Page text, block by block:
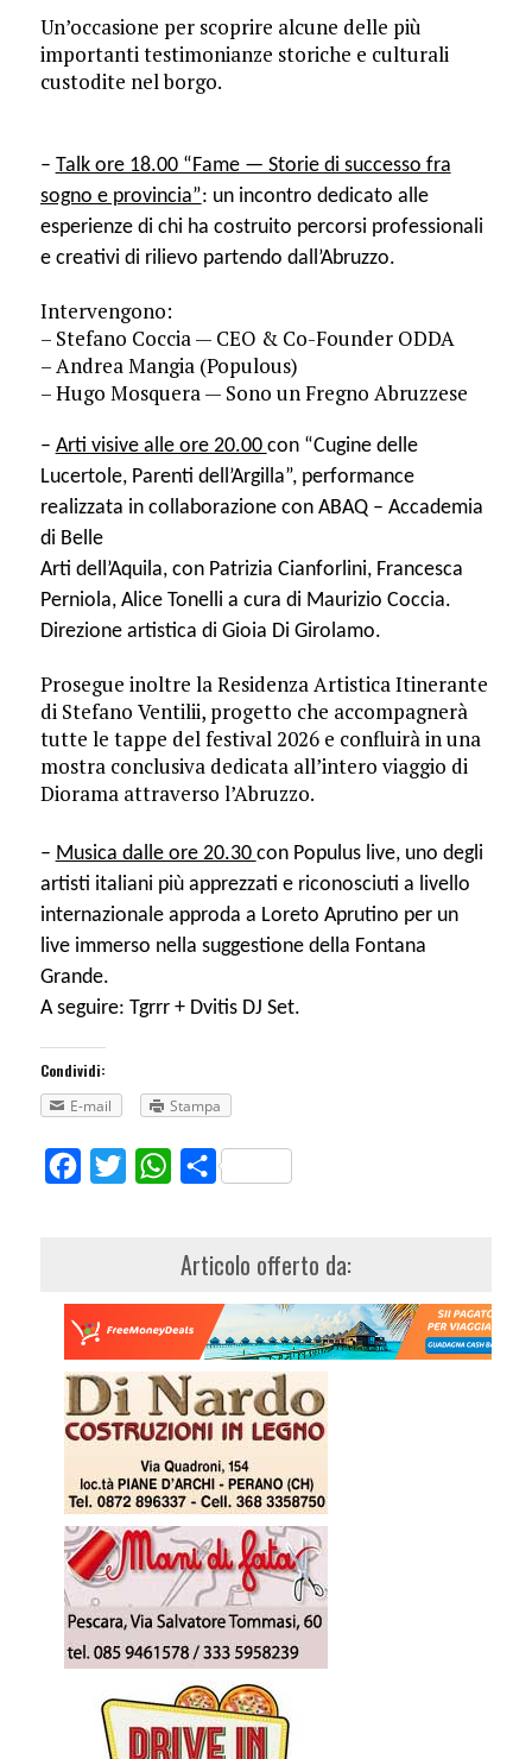
Un’occasione per scoprire alcune delle più
importanti testimonianze storiche e culturali
custodite nel borgo.
– Talk ore 18.00 “Fame — Storie di successo fra
sogno e provincia”: un incontro dedicato alle
esperienze di chi ha costruito percorsi professionali
e creativi di rilievo partendo dall’Abruzzo.
Intervengono:
– Stefano Coccia — CEO & Co-Founder ODDA
– Andrea Mangia (Populous)
– Hugo Mosquera — Sono un Fregno Abruzzese
– Arti visive alle ore 20.00 con “Cugine delle
Lucertole, Parenti dell’Argilla”, performance
realizzata in collaborazione con ABAQ – Accademia
di Belle
Arti dell’Aquila, con Patrizia Cianforlini, Francesca
Perniola, Alice Tonelli a cura di Maurizio Coccia.
Direzione artistica di Gioia Di Girolamo.
Prosegue inoltre la Residenza Artistica Itinerante
di Stefano Ventilii, progetto che accompagnerà
tutte le tappe del festival 2026 e confluirà in una
mostra conclusiva dedicata all’intero viaggio di
Diorama attraverso l’Abruzzo.
– Musica dalle ore 20.30 con Populus live, uno degli
artisti italiani più apprezzati e riconosciuti a livello
internazionale approda a Loreto Aprutino per un
live immerso nella suggestione della Fontana
Grande.
A seguire: Tgrrr + Dvitis DJ Set.
Condividi:
E-mail
Stampa
FacebookTwitterWhatsApp
Share
Articolo offerto da: